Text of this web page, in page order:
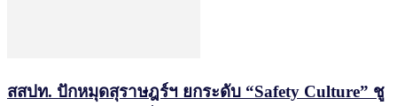
สสปท. ปักหมุดสุราษฎร์ฯ ยกระดับ “Safety Culture” ชู